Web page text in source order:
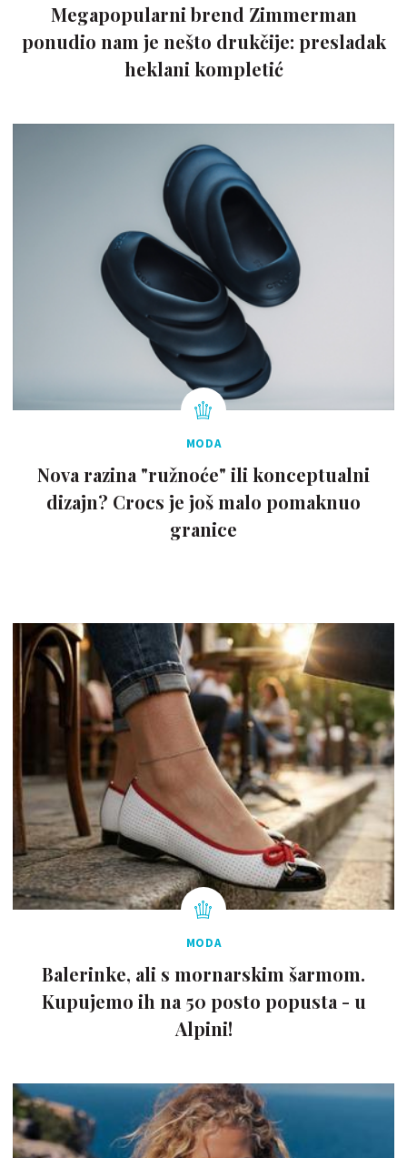
Megapopularni brend Zimmerman
ponudio nam je nešto drukčije: presladak
heklani kompletić
MODA
Nova razina "ružnoće" ili konceptualni
dizajn? Crocs je još malo pomaknuo
granice
MODA
Balerinke, ali s mornarskim šarmom.
Kupujemo ih na 50 posto popusta - u
Alpini!